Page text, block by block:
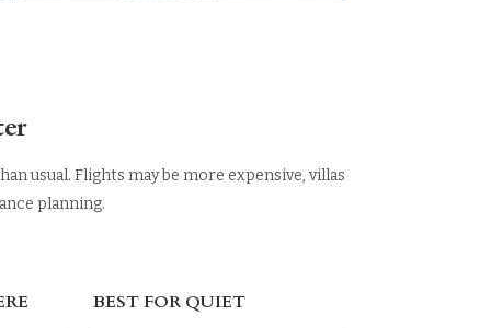
usual. Flights may be more expensive, villas
planning.
BEST FOR QUIET